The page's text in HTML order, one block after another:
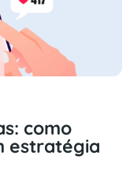
como
estratégia